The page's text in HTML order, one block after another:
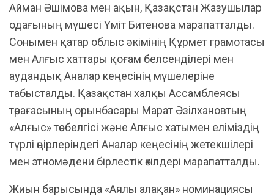
Айман Әшімова мен ақын, Қазақстан Жазушылар
одағының мүшесі Үміт Битенова марапатталды.
Сонымен қатар облыс әкімінің Құрмет грамотасы
мен Алғыс хаттары қоғам белсенділері мен
аудандық Аналар кеңесінің мүшелеріне
табысталды. Қазақстан халқы Ассамблеясы
төрағасының орынбасары Марат Әзілхановтың
«Алғыс» төсбелгісі және Алғыс хатымен еліміздің
түрлі өңірлеріндегі Аналар кеңесінің жетекшілері
мен этномәдени бірлестік өкілдері марапатталды.
Жиын барысында «Аялы алақан» номинациясы